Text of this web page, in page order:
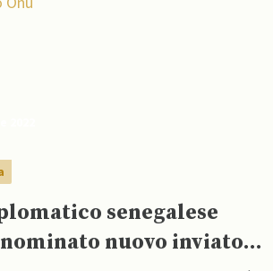
senegalese
nuovo inviato